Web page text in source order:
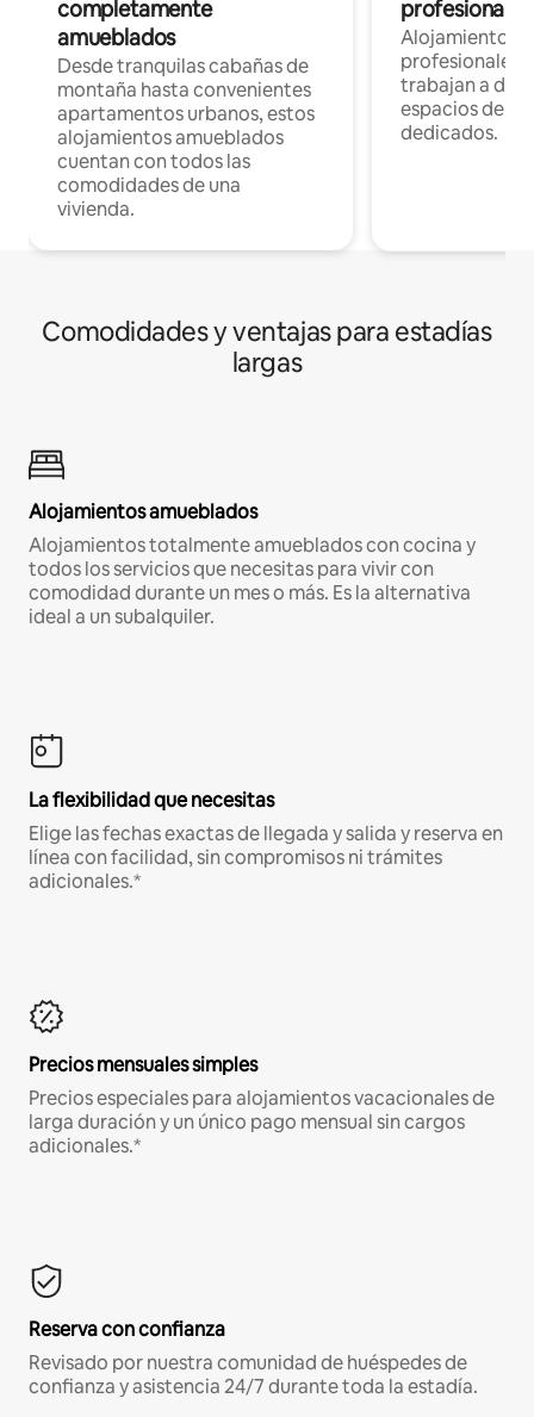
completamente
amueblados
Desde tranquilas cabañas de
montaña hasta convenientes
apartamentos urbanos, estos
alojamientos amueblados
cuentan con todos las
comodidades de una
vivienda.
Alojamientos
profesionales
trabajan a
espacios de
dedicados.
Comodidades y ventajas para estadías
largas
Alojamientos amueblados
Alojamientos totalmente amueblados con cocina y
todos los servicios que necesitas para vivir con
comodidad durante un mes o más. Es la alternativa
ideal a un subalquiler.
La flexibilidad que necesitas
Elige las fechas exactas de llegada y salida y reserva en
línea con facilidad, sin compromisos ni trámites
adicionales.*
Precios mensuales simples
Precios especiales para alojamientos vacacionales de
larga duración y un único pago mensual sin cargos
adicionales.*
Reserva con confianza
Revisado por nuestra comunidad de huéspedes de
confianza y asistencia 24/7 durante toda la estadía.